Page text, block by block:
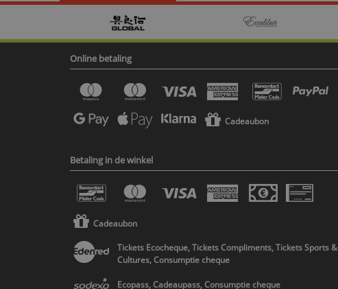
Online betaling
Cadeaubon
Betaling in de winkel
Cadeaubon
Tickets Ecocheque, Tickets Compliments, Tickets Sports &
Cultures, Consumptie cheque
Ecopass, Cadeaupass, Consumptie cheque